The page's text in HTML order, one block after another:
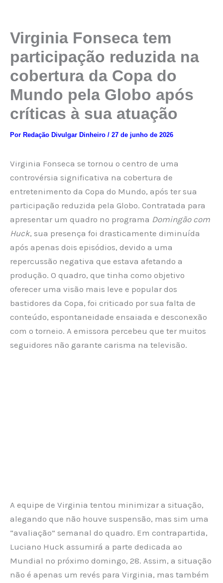
Virginia Fonseca tem
participação reduzida na
cobertura da Copa do
Mundo pela Globo após
críticas à sua atuação
Por Redação Divulgar Dinheiro / 27 de junho de 2026
Virginia Fonseca se tornou o centro de uma
controvérsia significativa na cobertura de
entretenimento da Copa do Mundo, após ter sua
participação reduzida pela Globo. Contratada para
apresentar um quadro no programa Domingão com
Huck, sua presença foi drasticamente diminuída
após apenas dois episódios, devido a uma
repercussão negativa que estava afetando a
produção. O quadro, que tinha como objetivo
oferecer uma visão mais leve e popular dos
bastidores da Copa, foi criticado por sua falta de
conteúdo, espontaneidade ensaiada e desconexão
com o torneio. A emissora percebeu que ter muitos
seguidores não garante carisma na televisão.
A equipe de Virginia tentou minimizar a situação,
alegando que não houve suspensão, mas sim uma
“avaliação” semanal do quadro. Em contrapartida,
Luciano Huck assumirá a parte dedicada ao
Mundial no próximo domingo, 28. Assim, a situação
não é apenas um revés para Virginia, mas também